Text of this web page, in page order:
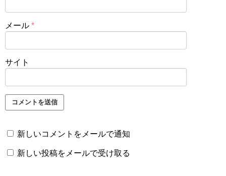
メール *
サイト
新しいコメントをメールで通知
新しい投稿をメールで受け取る